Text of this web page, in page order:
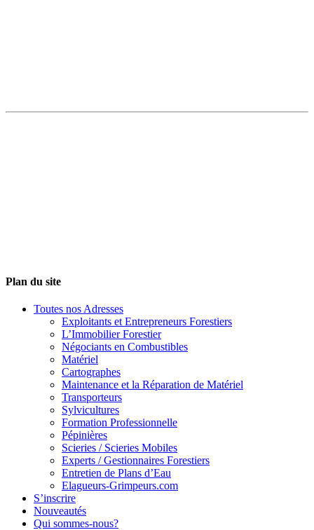
Plan du site
Toutes nos Adresses
Exploitants et Entrepreneurs Forestiers
L’Immobilier Forestier
Négociants en Combustibles
Matériel
Cartographes
Maintenance et la Réparation de Matériel
Transporteurs
Sylvicultures
Formation Professionnelle
Pépinières
Scieries / Scieries Mobiles
Experts / Gestionnaires Forestiers
Entretien de Plans d’Eau
Elagueurs-Grimpeurs.com
S’inscrire
Nouveautés
Qui sommes-nous?